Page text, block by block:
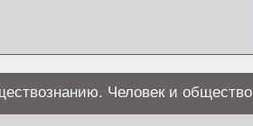
Человек и общество